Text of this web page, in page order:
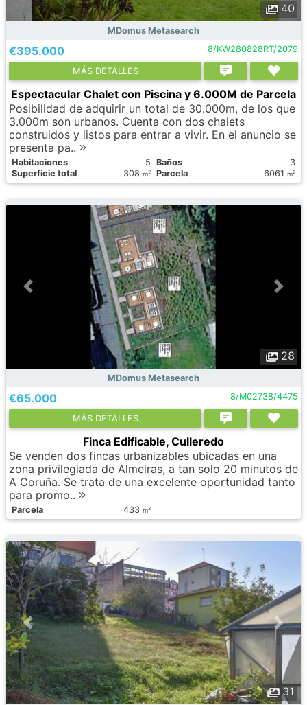
40
MDomus Metasearch
€395.000 8/KW280828RT/2079
МÁS DETALLES
Espectacular Chalet con Piscina y 6.000M de Parcela
Posibilidad de adquirir un total de 30.000m, de los que
3.000m son urbanos. Cuenta con dos chalets
construidos y listos para entrar a vivir. En el anuncio se
presenta pa..
Habitaciones 5 Baños
3
Superficie total
308 m2 Parcela 6061 m2
28
MDomus Metasearch
€65.000 8/M02738/4475
МÁS DETALLES
Finca Edificable, Culleredo
Se venden dos fincas urbanizables ubicadas en una
zona privilegiada de Almeiras, a tan solo 20 minutos de
A Coruña. Se trata de una excelente oportunidad tanto
para promo..
Parcela 433 m2
31